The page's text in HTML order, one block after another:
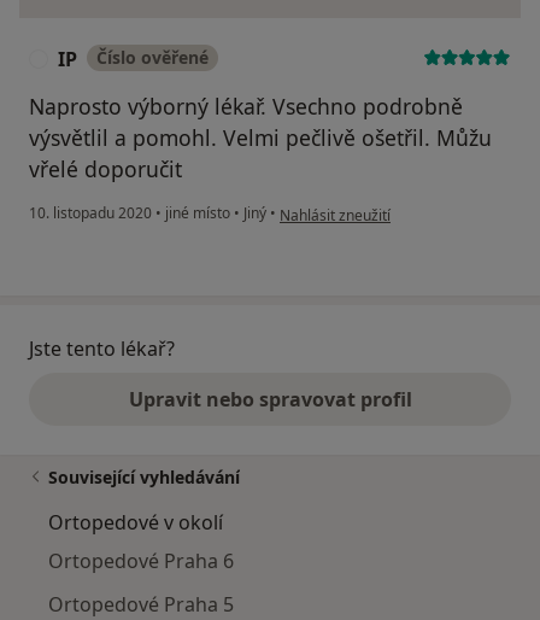
IP Číslo ověřené
Naprosto výborný lékař. Vsechno podrobně
výsvětlil a pomohl. Velmi pečlivě ošetřil. Můžu
vřelé doporučit
10. listopadu 2020 • jiné místo • Jiný • podle názoru uživatele IP
Nahlásit zneužití
Jste tento lékař?
Upravit nebo spravovat profil
Související vyhledávání
Ortopedové v okolí
Ortopedové Praha 6
Ortopedové Praha 5